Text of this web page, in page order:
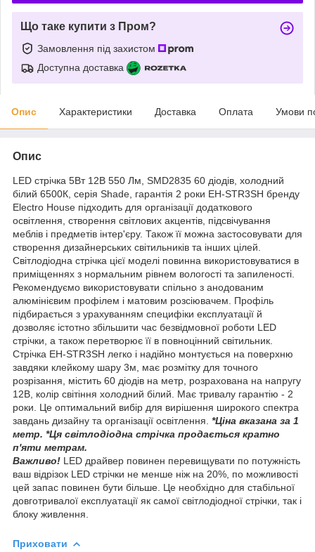
Що таке купити з Пром?
Замовлення під захистом
Доступна доставка
Опис Характеристики Доставка Оплата Умови
Опис
LED стрічка 5Вт 12В 550 Лм, SMD2835 60 діодів, холодний
білий 6500К, серія Shade, гарантія 2 роки EH-STR3SH бренду
Electro House підходить для організації додаткового
освітлення, створення світлових акцентів, підсвічування
меблів і предметів інтер'єру. Також її можна застосовувати для
створення дизайнерських світильників та інших цілей.
Світлодіодна стрічка цієї моделі повинна використовуватися в
приміщеннях з нормальним рівнем вологості та запиленості.
Рекомендуємо використовувати спільно з анодованим
алюмінієвим профілем і матовим розсіювачем. Профіль
підбирається з урахуванням специфіки експлуатації й
дозволяє істотно збільшити час безвідмовної роботи LED
стрічки, а також перетворює її в повноцінний світильник.
Стрічка EH-STR3SH легко і надійно монтується на поверхню
завдяки клейкому шару 3м, має розмітку для точного
розрізання, містить 60 діодів на метр, розрахована на напругу
12В, колір світіння холодний білий. Має тривалу гарантію - 2
роки. Це оптимальний вибір для вирішення широкого спектра
завдань дизайну та організації освітлення. *Ціна вказана за 1
метр. *Ця світлодіодна стрічка продається кратно
п'яти метрам.
Важливо! LED драйвер повинен перевищувати по потужність
ваш відрізок LED стрічки не менше ніж на 20%, по можливості
цей запас повинен бути більше. Це необхідно для стабільної
довготривалої експлуатації як самої світлодіодної стрічки, так і
блоку живлення.
Приховати